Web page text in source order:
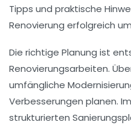
Tipps und praktische
Renovierung erfolgreich
Die richtige Planung ist
Renovierungsarbeiten.
umfängliche
Verbesserungen planen.
strukturierten